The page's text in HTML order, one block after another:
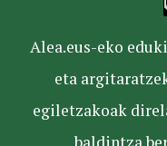
Alea.eus-eko
eta
egiletzakoak